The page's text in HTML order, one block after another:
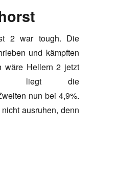
2 war tough. Die
und kämpften
wäre Hellern 2 jetzt
liegt die
nun bei 4,9%.
ausruhen, denn